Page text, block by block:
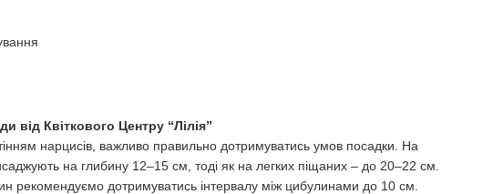
від Квіткового Центру “Лілія”
нарцисів, важливо правильно дотримуватись умов посадки. На
на глибину 12–15 см, тоді як на легких піщаних – до 20–22 см.
рекомендуємо дотримуватись інтервалу між цибулинами до 10 см.